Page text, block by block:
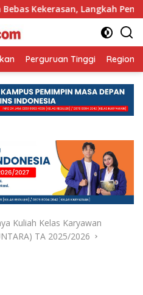
Langkah Pemkot
Perguruan Tinggi Regional
Kuliah Kelas Karyawan
TA 2025/2026